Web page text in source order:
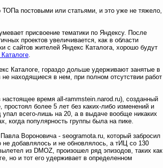
ТОПа постовыми или статьями, и это уже не тяжело,
присвоение тематики по Яндексу. После
проектов увеличивается, как в области
с сайтов жителей Яндекс Каталога, хорошо будут
Каталоге, гораздо дольше удерживают занятые в
находящиеся в нем, при полном отсутствии работ
время all-rammstein.narod.ru), созданный
более 5 лет без каких-либо изменений и
всего-лишь на 20, а в выдаче вообще никаких
когда популярность группы была на пике.
Вороновича - seogramota.ru, который забросил
добавлялось и не обновлялось, а тИЦ со 130
из DMOZ, произошел ряд эпизодов, таких как
но и тот его удерживает в определенном